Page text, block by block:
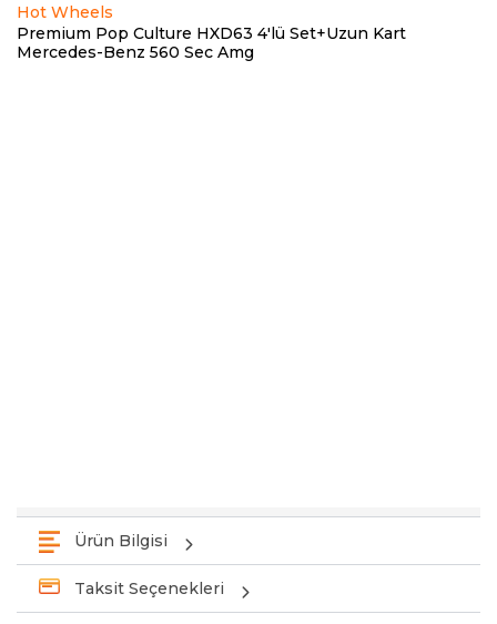
Hot Wheels
Premium Pop Culture HXD63 4'lü Set+Uzun Kart
Mercedes-Benz 560 Sec Amg
Ürün Bilgisi
Taksit Seçenekleri